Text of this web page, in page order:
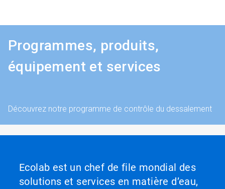
Programmes, produits,
équipement et services
Découvrez notre programme de contrôle du dessalement
Ecolab est un chef de file mondial des
solutions et services en matière d’eau,